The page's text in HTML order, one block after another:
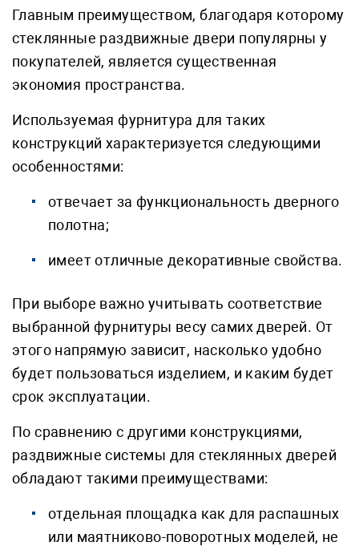
Главным преимуществом, благодаря которому
стеклянные раздвижные двери популярны у
покупателей, является существенная
экономия пространства.
Используемая фурнитура для таких
конструкций характеризуется следующими
особенностями:
отвечает за функциональность дверного
полотна;
имеет отличные декоративные свойства.
При выборе важно учитывать соответствие
выбранной фурнитуры весу самих дверей. От
этого напрямую зависит, насколько удобно
будет пользоваться изделием, и каким будет
срок эксплуатации.
По сравнению с другими конструкциями,
раздвижные системы для стеклянных дверей
обладают такими преимуществами:
отдельная площадка как для распашных
или маятниково-поворотных моделей, не